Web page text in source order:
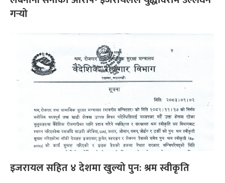
गर्‍यो
इजरायल सहित ४ देशमा खुल्यो पुन: श्रम स्वीकृति